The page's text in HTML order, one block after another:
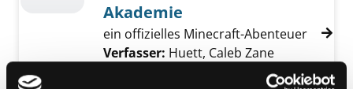
Akademie
ein offizielles Minecraft-Abenteuer
Verfasser: Huett, Caleb Zane